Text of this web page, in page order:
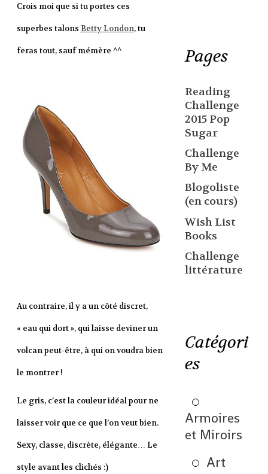
Crois moi que si tu portes ces
superbes talons Betty London, tu
feras tout, sauf mémère ^^
Au contraire, il y a un côté discret,
« eau qui dort », qui laisse deviner un
volcan peut-être, à qui on voudra bien
le montrer !
Le gris, c’est la couleur idéal pour ne
laisser voir que ce que l’on veut bien.
Sexy, classe, discrète, élégante… Le
style avant les clichés :)
Pages
Reading
Challenge
2015 Pop
Sugar
Challenge
By Me
Blogoliste
(en cours)
Wish List
Books
Challenge
littérature
Catégori
es
Armoires
et Miroirs
Art